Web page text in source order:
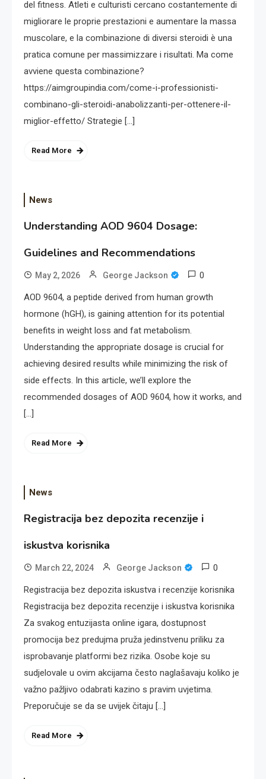
del fitness. Atleti e culturisti cercano costantemente di
migliorare le proprie prestazioni e aumentare la massa
muscolare, e la combinazione di diversi steroidi è una
pratica comune per massimizzare i risultati. Ma come
avviene questa combinazione?
https://aimgroupindia.com/come-i-professionisti-
combinano-gli-steroidi-anabolizzanti-per-ottenere-il-
miglior-effetto/ Strategie […]
Read More
News
Understanding AOD 9604 Dosage:
Guidelines and Recommendations
May 2, 2026 George Jackson 0
AOD 9604, a peptide derived from human growth
hormone (hGH), is gaining attention for its potential
benefits in weight loss and fat metabolism.
Understanding the appropriate dosage is crucial for
achieving desired results while minimizing the risk of
side effects. In this article, we’ll explore the
recommended dosages of AOD 9604, how it works, and
[…]
Read More
News
Registracija bez depozita recenzije i
iskustva korisnika
March 22, 2024 George Jackson 0
Registracija bez depozita iskustva i recenzije korisnika
Registracija bez depozita recenzije i iskustva korisnika
Za svakog entuzijasta online igara, dostupnost
promocija bez predujma pruža jedinstvenu priliku za
isprobavanje platformi bez rizika. Osobe koje su
sudjelovale u ovim akcijama često naglašavaju koliko je
važno pažljivo odabrati kazino s pravim uvjetima.
Preporučuje se da se uvijek čitaju […]
Read More